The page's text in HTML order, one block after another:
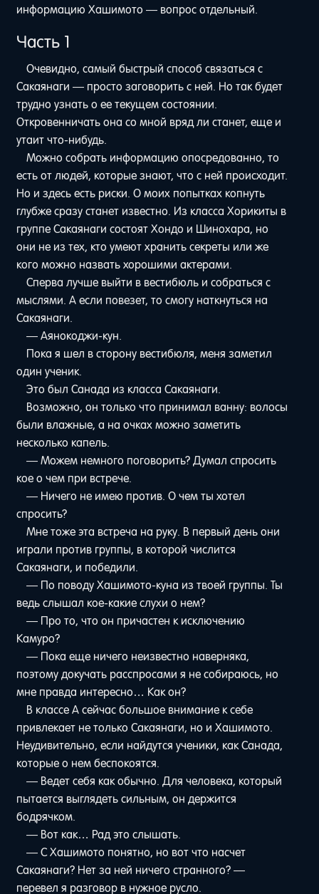
информацию Хашимото — вопрос отдельный.
Часть 1
Очевидно, самый быстрый способ связаться с
Сакаянаги — просто заговорить с ней. Но так будет
трудно узнать о ее текущем состоянии.
Откровенничать она со мной вряд ли станет, еще и
утаит что-нибудь.
Можно собрать информацию опосредованно, то
есть от людей, которые знают, что с ней происходит.
Но и здесь есть риски. О моих попытках копнуть
глубже сразу станет известно. Из класса Хорикиты в
группе Сакаянаги состоят Хондо и Шинохара, но
они не из тех, кто умеют хранить секреты или же
кого можно назвать хорошими актерами.
Сперва лучше выйти в вестибюль и собраться с
мыслями. А если повезет, то смогу наткнуться на
Сакаянаги.
— Аянокоджи-кун.
Пока я шел в сторону вестибюля, меня заметил
один ученик.
Это был Санада из класса Сакаянаги.
Возможно, он только что принимал ванну: волосы
были влажные, а на очках можно заметить
несколько капель.
— Можем немного поговорить? Думал спросить
кое о чем при встрече.
— Ничего не имею против. О чем ты хотел
спросить?
Мне тоже эта встреча на руку. В первый день они
играли против группы, в которой числится
Сакаянаги, и победили.
— По поводу Хашимото-куна из твоей группы. Ты
ведь слышал кое-какие слухи о нем?
— Про то, что он причастен к исключению
Камуро?
— Пока еще ничего неизвестно наверняка,
поэтому докучать расспросами я не собираюсь, но
мне правда интересно… Как он?
В классе A сейчас большое внимание к себе
привлекает не только Сакаянаги, но и Хашимото.
Неудивительно, если найдутся ученики, как Санада,
которые о нем беспокоятся.
— Ведет себя как обычно. Для человека, который
пытается выглядеть сильным, он держится
бодрячком.
— Вот как… Рад это слышать.
— С Хашимото понятно, но вот что насчет
Сакаянаги? Нет за ней ничего странного? —
перевел я разговор в нужное русло.